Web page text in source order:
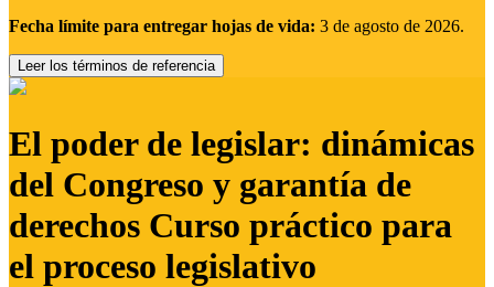
Fecha límite para entregar hojas de vida: 3 de agosto de 2026.
Leer los términos de referencia
El poder de legislar: dinámicas
del Congreso y garantía de
derechos Curso práctico para
el proceso legislativo